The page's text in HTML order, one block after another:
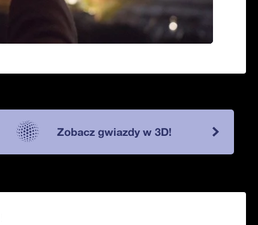
Zobacz gwiazdy w 3D!